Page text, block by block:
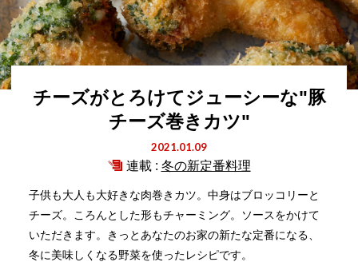
チーズがとろけてジューシーな"豚
チーズ巻きカツ"
2021.01.09
連載 : 冬の新定番料理
子供も大人も大好きな肉巻きカツ。中身はブロッコリーと
チーズ。ころんとした形もチャーミング。ソースをかけて
いただきます。きっとあなたのお家の新たな定番になる、
冬に美味しくなる野菜を使ったレシピです。